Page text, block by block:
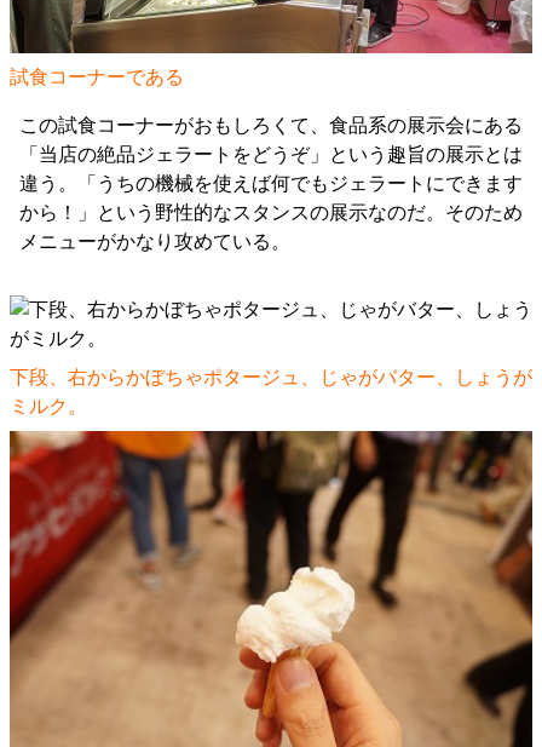
試食コーナーである
この試食コーナーがおもしろくて、食品系の展示会にある
「当店の絶品ジェラートをどうぞ」という趣旨の展示とは
違う。「うちの機械を使えば何でもジェラートにできます
から！」という野性的なスタンスの展示なのだ。そのため
メニューがかなり攻めている。
下段、右からかぼちゃポタージュ、じゃがバター、しょうが
ミルク。